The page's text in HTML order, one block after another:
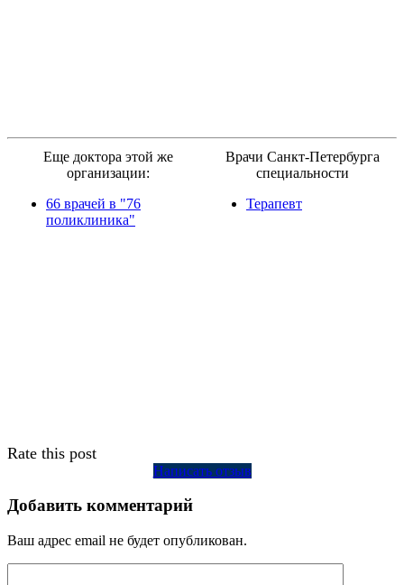
Еще доктора этой же
организации:
66 врачей в "76
поликлиника"
Врачи Санкт-Петербурга
специальности
Терапевт
Rate this post
Написать отзыв
Добавить комментарий
Ваш адрес email не будет опубликован.